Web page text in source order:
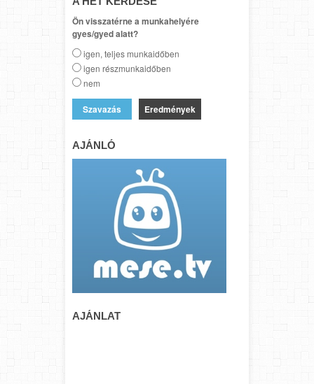
Ön visszatérne a munkahelyére
gyes/gyed alatt?
igen, teljes munkaidőben
igen részmunkaidőben
nem
Eredmények
AJÁNLÓ
AJÁNLAT